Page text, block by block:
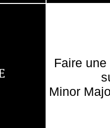
Faire
Minor